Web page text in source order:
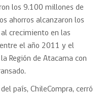
los 9.100 millones de
ahorros alcanzaron los
crecimiento en las
el año 2011 y el
Región de Atacama con
país, ChileCompra, cerró